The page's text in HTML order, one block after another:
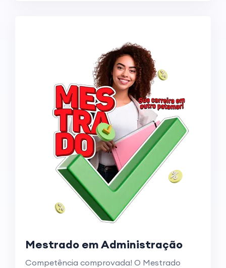
Mestrado em Administração
Competência comprovada! O Mestrado